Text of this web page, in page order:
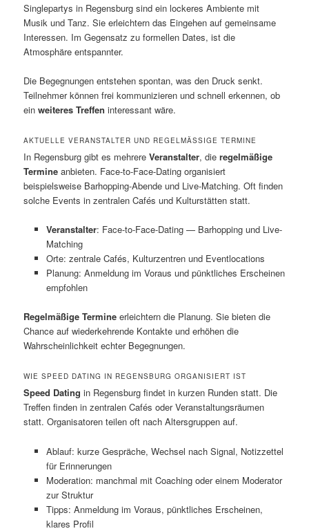
Singlepartys in Regensburg sind ein lockeres Ambiente mit
Musik und Tanz. Sie erleichtern das Eingehen auf gemeinsame
Interessen. Im Gegensatz zu formellen Dates, ist die
Atmosphäre entspannter.
Die Begegnungen entstehen spontan, was den Druck senkt.
Teilnehmer können frei kommunizieren und schnell erkennen, ob
einweiteres Treffen interessant wäre.
AKTUELLE VERANSTALTER UND REGELMÄSSIGE TERMINE
In Regensburg gibt es mehrereVeranstalter, dieregelmäßige
Termine anbieten. Face-to-Face-Dating organisiert
beispielsweise Barhopping-Abende und Live-Matching. Oft finden
solche Events in zentralen Cafés und Kulturstätten statt.
Veranstalter: Face-to-Face-Dating — Barhopping und Live-
Matching
Orte: zentrale Cafés, Kulturzentren und Eventlocations
Planung: Anmeldung im Voraus und pünktliches Erscheinen
empfohlen
Regelmäßige Termine erleichtern die Planung. Sie bieten die
Chance auf wiederkehrende Kontakte und erhöhen die
Wahrscheinlichkeit echter Begegnungen.
WIE SPEED DATING IN REGENSBURG ORGANISIERT IST
Speed Dating in Regensburg findet in kurzen Runden statt. Die
Treffen finden in zentralen Cafés oder Veranstaltungsräumen
statt. Organisatoren teilen oft nach Altersgruppen auf.
Ablauf: kurze Gespräche, Wechsel nach Signal, Notizzettel
für Erinnerungen
Moderation: manchmal mit Coaching oder einem Moderator
zur Struktur
Tipps: Anmeldung im Voraus, pünktliches Erscheinen,
klares Profil